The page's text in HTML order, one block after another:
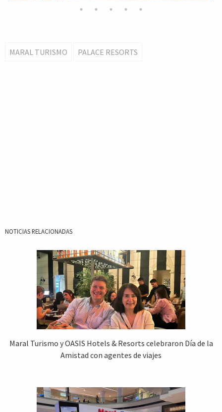
MARAL TURISMO PALACE RESORTS
NOTICIAS RELACIONADAS
Maral Turismo y OASIS Hotels & Resorts celebraron Día de la
Amistad con agentes de viajes